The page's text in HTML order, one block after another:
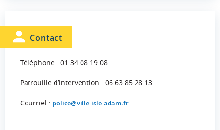
Contact
Téléphone : 01 34 08 19 08
Patrouille d’intervention : 06 63 85 28 13
Courriel : police@ville-isle-adam.fr